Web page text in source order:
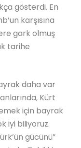
gösterdi. En
karşısına
gark olmuş
tarihe
daha var
Kürt
için bayrak
iyi biliyoruz.
gücünü”